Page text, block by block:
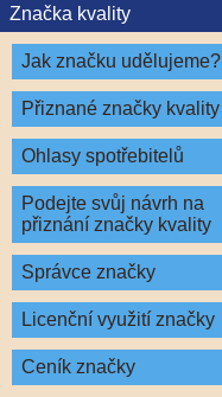
Značka kvality
Jak značku udělujeme?
Přiznané značky kvality
Ohlasy spotřebitelů
Podejte svůj návrh na
přiznání značky kvality
Správce značky
Licenční využití značky
Ceník značky